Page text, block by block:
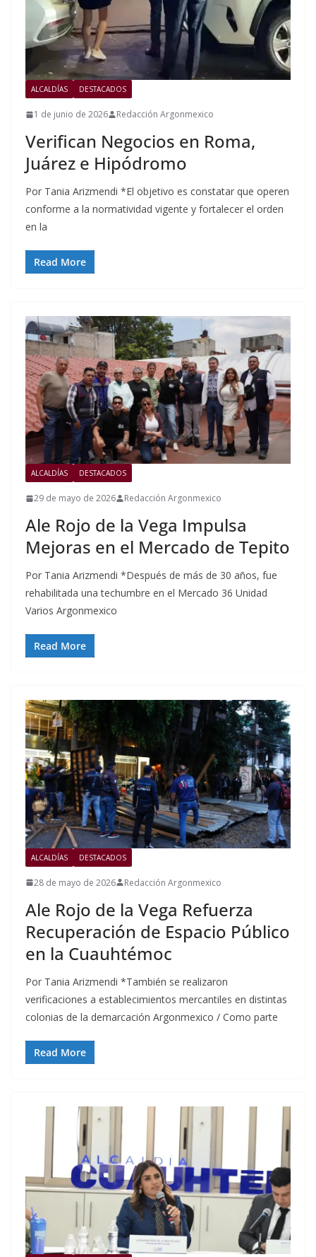
ALCALDÍAS DESTACADOS
1 de junio de 2026 Redacción Argonmexico
Verifican Negocios en Roma,
Juárez e Hipódromo
Por Tania Arizmendi *El objetivo es constatar que operen
conforme a la normatividad vigente y fortalecer el orden
en la
Read More
ALCALDÍAS DESTACADOS
29 de mayo de 2026 Redacción Argonmexico
Ale Rojo de la Vega Impulsa
Mejoras en el Mercado de Tepito
Por Tania Arizmendi *Después de más de 30 años, fue
rehabilitada una techumbre en el Mercado 36 Unidad
Varios Argonmexico
Read More
ALCALDÍAS DESTACADOS
28 de mayo de 2026 Redacción Argonmexico
Ale Rojo de la Vega Refuerza
Recuperación de Espacio Público
en la Cuauhtémoc
Por Tania Arizmendi *También se realizaron
verificaciones a establecimientos mercantiles en distintas
colonias de la demarcación Argonmexico / Como parte
Read More